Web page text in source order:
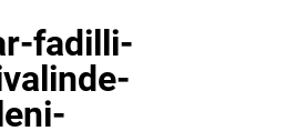
fadilli-